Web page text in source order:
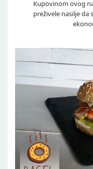
Kupovinom ovog
preživele nasilje